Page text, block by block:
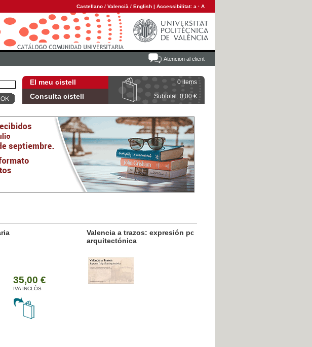
Castellano / Valencià / English | Accessibilitat: a · A
Atencion al client
El meu cistell 0 items
Consulta cistell Subtotal: 0,00 €
Valencia a trazos: expresión poligráfica